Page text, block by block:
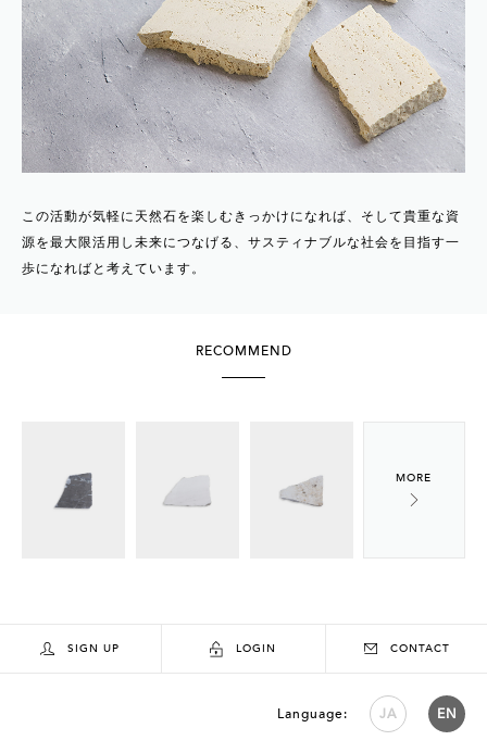
この活動が気軽に天然石を楽しむきっかけになれば、そして貴重な資
源を最大限活用し未来につなげる、サスティナブルな社会を目指す一
歩になればと考えています。
RECOMMEND
SIGN UP LOGIN CONTACT
Language: JA EN